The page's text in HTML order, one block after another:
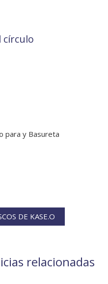
círculo
para y Basureta
DE KASE.O
relacionadas